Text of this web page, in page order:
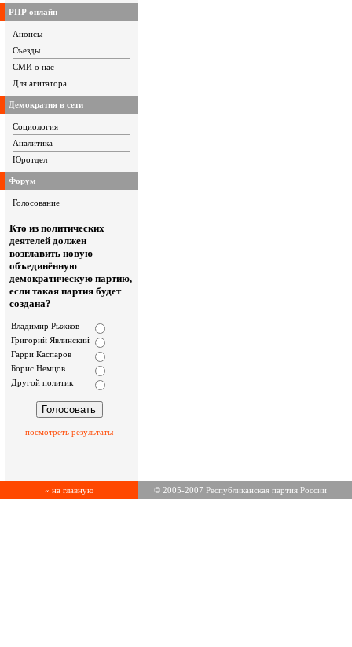
РПР онлайн
Анонсы
Съезды
СМИ о нас
Для агитатора
Демократия в сети
Социология
Аналитика
Юротдел
Форум
Голосование
Кто из политических
деятелей должен
возглавить новую
объединённую
демократическую партию,
если такая партия будет
создана?
Владимир Рыжков
Григорий Явлинский
Гарри Каспаров
Борис Немцов
Другой политик
посмотреть результаты
« на главную © 2005-2007 Республиканская партия России